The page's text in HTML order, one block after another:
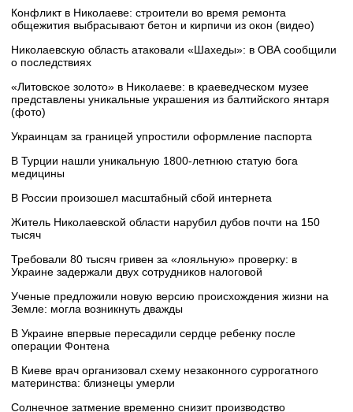
Конфликт в Николаеве: строители во время ремонта
общежития выбрасывают бетон и кирпичи из окон (видео)
Николаевскую область атаковали «Шахеды»: в ОВА сообщили
о последствиях
«Литовское золото» в Николаеве: в краеведческом музее
представлены уникальные украшения из балтийского янтаря
(фото)
Украинцам за границей упростили оформление паспорта
В Турции нашли уникальную 1800-летнюю статую бога
медицины
В России произошел масштабный сбой интернета
Житель Николаевской области нарубил дубов почти на 150
тысяч
Требовали 80 тысяч гривен за «лояльную» проверку: в
Украине задержали двух сотрудников налоговой
Ученые предложили новую версию происхождения жизни на
Земле: могла возникнуть дважды
В Украине впервые пересадили сердце ребенку после
операции Фонтена
В Киеве врач организовал схему незаконного суррогатного
материнства: близнецы умерли
Солнечное затмение временно снизит производство